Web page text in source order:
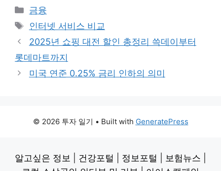
Categories
금융
Tags
인터넷 서비스 비교
2025년 쇼핑 대전 할인 총정리 쓱데이부터
롯데마트까지
미국 연준 0.25% 금리 인하의 의미
© 2026 투자 일기 • Built with GeneratePress
알고싶은 정보 건강포털 정보포털 보험뉴스